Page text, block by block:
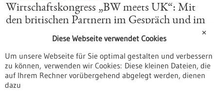
Wirtschaftskongress „BW meets UK“: Mit
den britischen Partnern im Gespräch und im
Geschäft bleiben
November im Rahmen des Wirtschaftskongresses „BW meets
UK“ gemeinsam mit der Britischen Botschafterin Jill Gallard
die Chancen und Potenziale der zukünftigen
Wirtschaftsbeziehungen zum Vereinigten Königreich und die
✕
Diese Webseite verwendet Cookies
Um unsere Webseite für Sie optimal gestalten und verbessern
zu können, verwenden wir Cookies: Diese kleinen Dateien, die
auf Ihrem Rechner vorübergehend abgelegt werden, dienen
dazu